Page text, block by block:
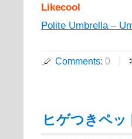
Likecool
Polite Umbrella –
Comments: 0
ヒゲつきペッ